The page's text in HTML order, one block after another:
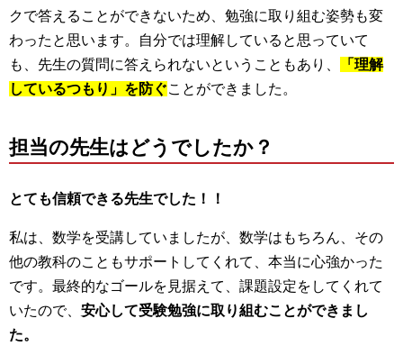
クで答えることができないため、勉強に取り組む姿勢も変
わったと思います。自分では理解していると思っていて
も、先生の質問に答えられないということもあり、
「理解
しているつもり」を防ぐことができました。
担当の先生はどうでしたか？
とても信頼できる先生でした！！
私は、数学を受講していましたが、数学はもちろん、その
他の教科のこともサポートしてくれて、本当に心強かった
です。最終的なゴールを見据えて、課題設定をしてくれて
いたので、 安心して受験勉強に取り組むことができまし
た。